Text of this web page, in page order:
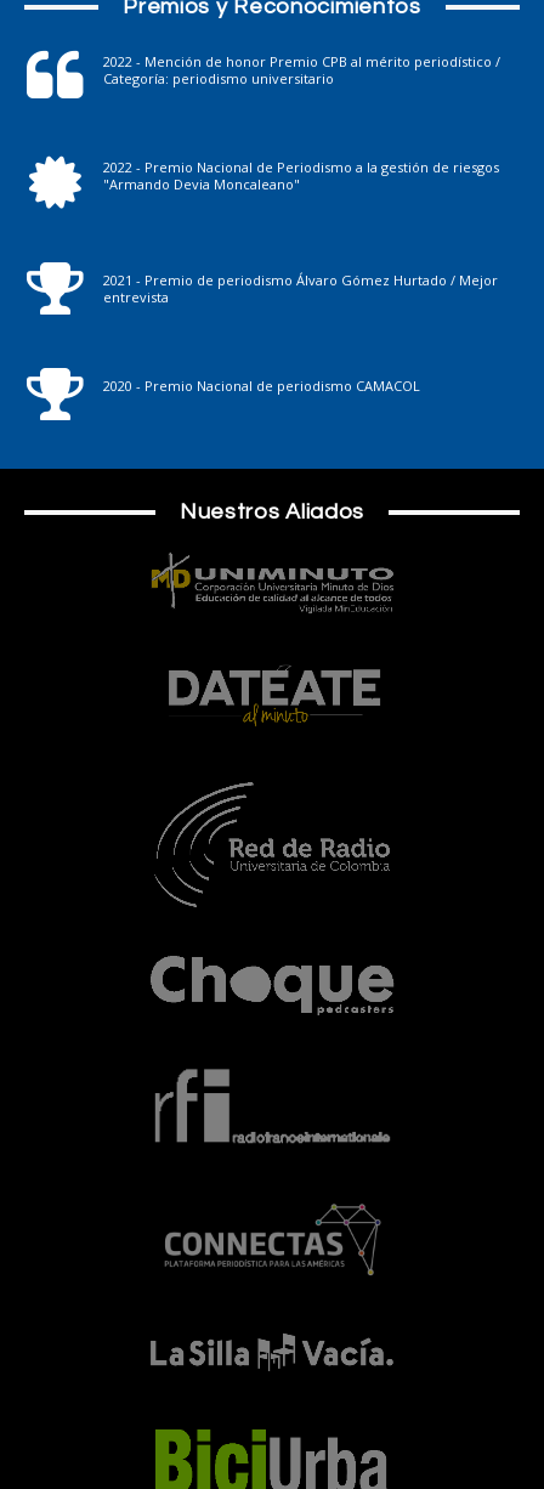
Premios y Reconocimientos
2022 - Mención de honor Premio CPB al mérito periodístico /
Categoría: periodismo universitario
2022 - Premio Nacional de Periodismo a la gestión de riesgos
"Armando Devia Moncaleano"
2021 - Premio de periodismo Álvaro Gómez Hurtado / Mejor
entrevista
2020 - Premio Nacional de periodismo CAMACOL
Nuestros Aliados